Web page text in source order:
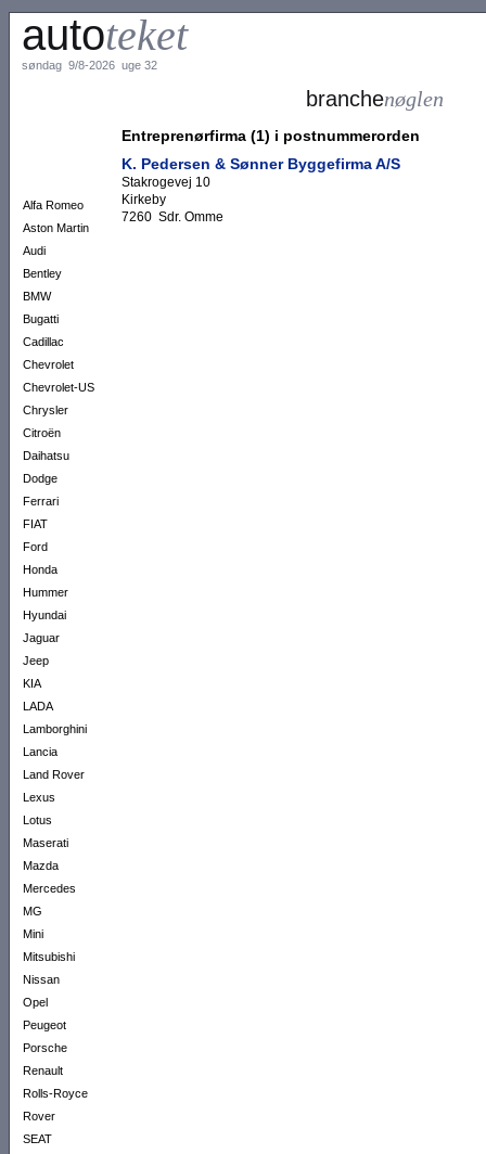
autoteket
søndag 9/8-2026 uge 32
Alfa Romeo
Aston Martin
Audi
Bentley
BMW
Bugatti
Cadillac
Chevrolet
Chevrolet-US
Chrysler
Citroën
Daihatsu
Dodge
Ferrari
FIAT
Ford
Honda
Hummer
Hyundai
Jaguar
Jeep
KIA
LADA
Lamborghini
Lancia
Land Rover
Lexus
Lotus
Maserati
Mazda
Mercedes
MG
Mini
Mitsubishi
Nissan
Opel
Peugeot
Porsche
Renault
Rolls-Royce
Rover
SEAT
branchenøglen
Entreprenørfirma (1) i postnummerorden
K. Pedersen & Sønner Byggefirma A/S
Stakrogevej 10
Kirkeby
7260 Sdr. Omme